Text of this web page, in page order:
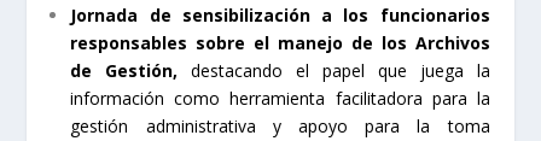
Jornada de sensibilización a los funcionarios
responsables sobre el manejo de los Archivos
de Gestión, destacando el papel que juega la
información como herramienta facilitadora para la
gestión administrativa y apoyo para la toma